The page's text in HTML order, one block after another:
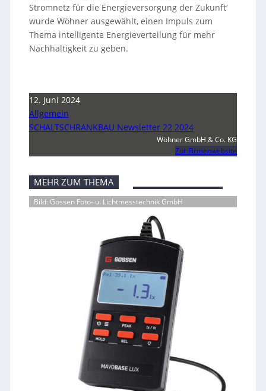
Stromnetz für die Energieversorgung der Zukunft‘
wurde Wöhner ausgewählt, einen Impuls zum
Thema intelligente Energieverteilung für mehr
Nachhaltigkeit zu geben.
12. Juni 2024
Allgemein
SCHALTSCHRANKBAU Newsletter 22 2024
Wöhner GmbH & Co. KG
Zur Firmenwebsite
MEHR ZUM THEMA
Bild: Gossen Foto- u. Lichtmesstechnik GmbH